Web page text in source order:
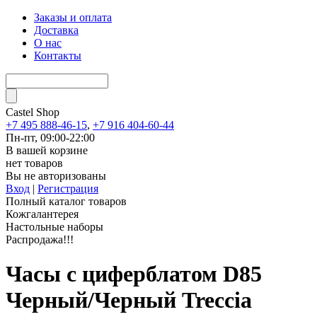
Заказы и оплата
Доставка
О нас
Контакты
Castel Shop
+7 495 888-46-15, +7 916 404-60-44
Пн-пт, 09:00-22:00
В вашей корзине
нет товаров
Вы не авторизованы
Вход | Регистрация
Полный каталог товаров
Кожгалантерея
Настольные наборы
Распродажа!!!
Часы с циферблатом D85
Черный/Черный Treccia